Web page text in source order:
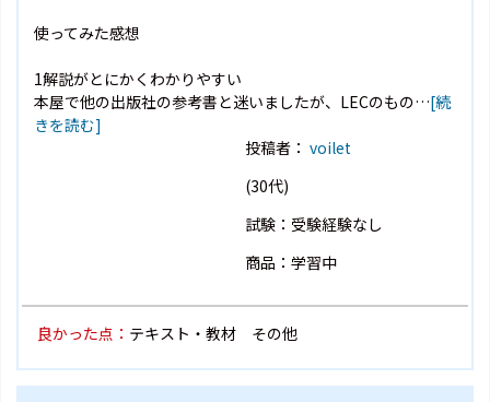
使ってみた感想
1解説がとにかくわかりやすい
本屋で他の出版社の参考書と迷いましたが、LECのもの…[続
きを読む]
投稿者： voilet
(30代)
試験：受験経験なし
商品：学習中
良かった点： テキスト・教材 その他